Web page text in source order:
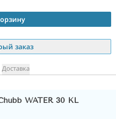
заказ
Доставка
WATER 30 KL